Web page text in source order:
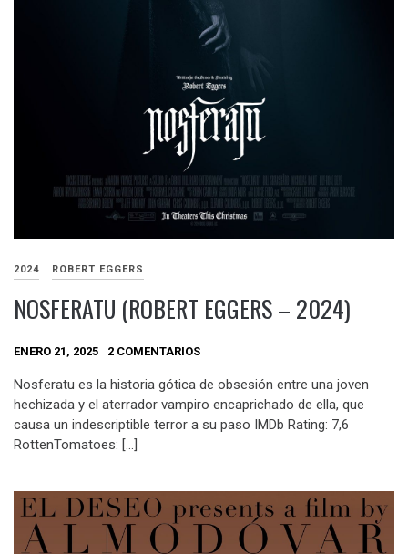
2024 ROBERT EGGERS
NOSFERATU (ROBERT EGGERS – 2024)
ENERO 21, 2025 2 COMENTARIOS
Nosferatu es la historia gótica de obsesión entre una joven
hechizada y el aterrador vampiro encaprichado de ella, que
causa un indescriptible terror a su paso IMDb Rating: 7,6
RottenTomatoes: […]